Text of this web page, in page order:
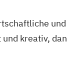
kreativ,